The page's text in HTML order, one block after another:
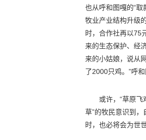
也从呼和图嘎的“取
牧业产业结构升级
时，合作社再以75
来的生态保护、经
来的小姑娘，说从
了2000只鸡。”呼
或许，“草原
草”的牧民意识到
时，也必将会为世